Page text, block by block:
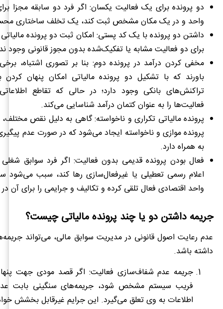
دو پرونده برای یک فعالیت یکسان: اگر فرد دو سابقه مجزا
واحد و در یک مکان مشخص ثبت کند، یک تخلف ساختاری
داشتن دو پرونده با یک کد پستی: امکان ثبت دو پرونده
برای دو فعالیت مشابه یا تفکیک‌شده بدون مجوز قانونی وجود
مخفی کردن درآمد در پرونده دوم: بنا بر تصوری اشتباه، برخی
باورند که با تشکیل دو پرونده مالیاتی امکان پنهان
تراکنش‌های بانکی وجود دارد؛ در حالی که تقاطع
فعالیت‌ها را به عنوان کتمان درآمد شناسایی می‌کند.
پرونده مالیاتی تکراری و ناخواسته: گاهی به دلیل نقص
پرونده موازی و ناخواسته ایجاد می‌شود که در صورت عدم
به همراه دارد.
فعال بودن پرونده قدیمی بدون فعالیت: اگر فرد سوابق
اعلام رسمی تعطیلی یا غیرفعال‌سازی رها کند، سبب می‌شود
واحد اقتصادی فعال تلقی کرده و تکالیف و جرایمی را برای آن در
جریمه داشتن دو یا چند پرونده مالیاتی چیست؟
عدم رعایت اصول قانونی در مدیریت سوابق مالی، می‌تواند
داشته باشد.
جریمه عدم شفاف‌سازی فعالیت: اگر قصد مودی جهت
فریب سیستم مشخص شود، جریمه‌های سنگینی بابت عدم
اطلاعات به وی تعلق می‌گیرد. این جرایم غیرقابل بخشش